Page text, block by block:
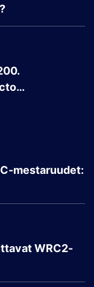
mestaruudet:
WRC2-